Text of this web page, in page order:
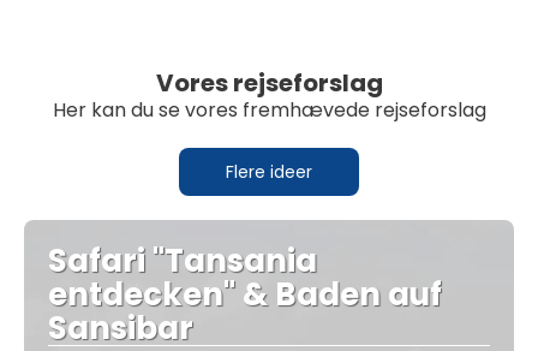
Vores rejseforslag
Her kan du se vores fremhævede rejseforslag
Flere ideer
Safari "Tansania
entdecken" & Baden auf
Sansibar